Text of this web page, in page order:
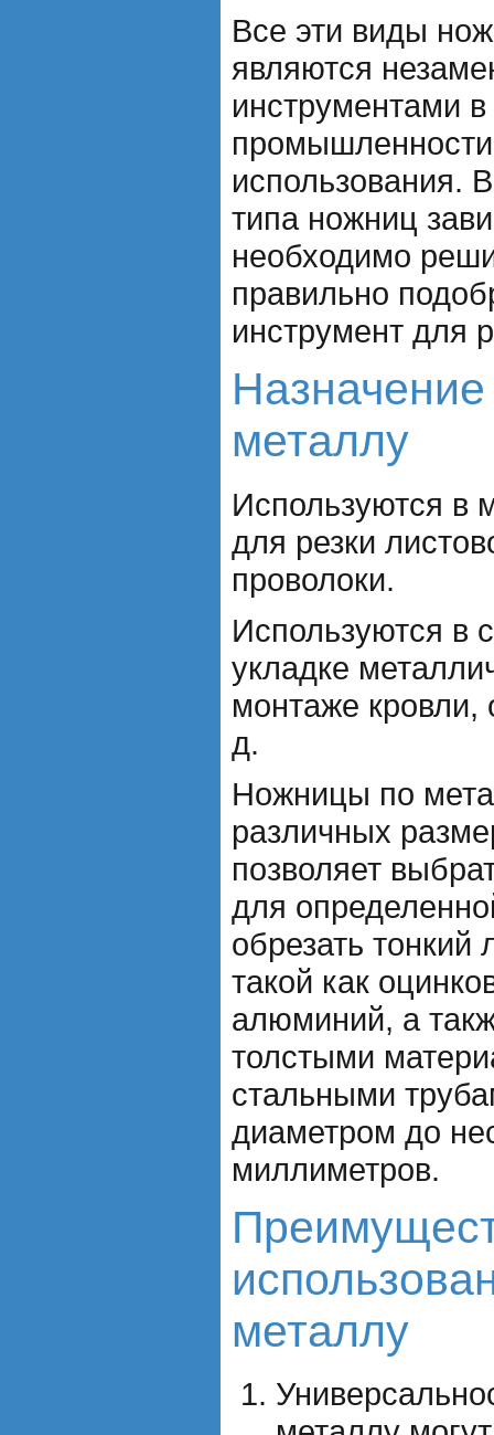
Все эти виды
являются
инструментами
использования.
типа ножниц
необходимо
правильно
инструмент для
металлу
Используются в
для резки
проволоки.
Используются в
укладке
монтаже кровли,
д.
Ножницы по
различных
позволяет
для
обрезать тонкий
такой как
алюминий, а
толстыми
стальными
диаметром до
миллиметров.
металлу